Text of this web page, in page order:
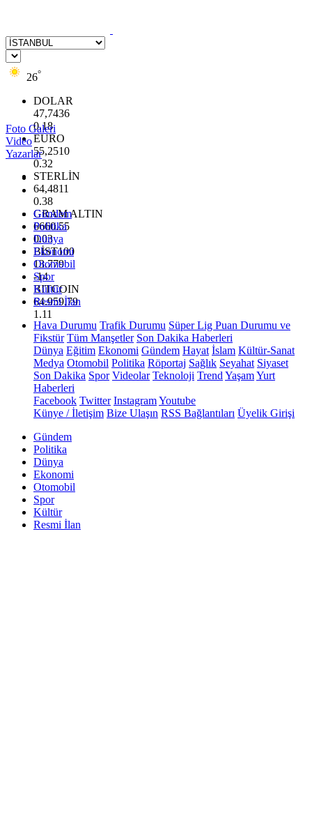
26°
DOLAR
47,7436
0.18
EURO
55,2510
0.32
STERLİN
64,4811
0.38
GRAM ALTIN
6660.55
0.03
BİST100
13.779
-14
BITCOIN
64.959,79
1.11
Foto Galeri
Video
Yazarlar
Gündem
Politika
Dünya
Ekonomi
Otomobil
Spor
Kültür
Resmi İlan
Hava Durumu Trafik Durumu Süper Lig Puan Durumu ve
Fikstür Tüm Manşetler Son Dakika Haberleri
Dünya Eğitim Ekonomi Gündem Hayat İslam Kültür-Sanat
Medya Otomobil Politika Röportaj Sağlık Seyahat Siyaset
Son Dakika Spor Videolar Teknoloji Trend YaşamYurt
Haberleri
Facebook Twitter InstagramYoutube
Künye / İletişim Bize Ulaşın RSS Bağlantıları Üyelik Girişi
Gündem
Politika
Dünya
Ekonomi
Otomobil
Spor
Kültür
Resmi İlan